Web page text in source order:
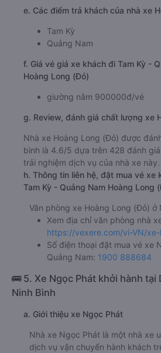
e. Các điểm trả khách của nhà xe
Tam Kỳ
Quảng Nam
f. Giá vé giá xe khách đi Tam Kỳ -
Hoàng Long (Đỏ)
giường nằm 900000đ/vé
g. Review, đánh giá chất lượng xe
Nhà xe Hoàng Long (Đỏ) được
bình là 4.6/5 dựa trên 428 đánh
trải nghiệm dịch vụ của nhà xe này.
h. Thông tin liên hệ, đặt mua vé xe
Tam Kỳ - Quảng Nam Hoàng Long
Văn phòng xe Hoàng Long (Đỏ) ở
Xem địa chỉ văn phòng nhà
https://vexere.com/vi-VN/
Số điện thoại đặt mua vé xe
Quảng Nam: 1900 888684
🚌 5. Xe Ngọc Phát khởi hành tại
Ninh Bình
a. Giới thiệu xe Ngọc Phát
Nhà xe Ngọc Phát là một nhà xe
dịch vụ vận chuyển hành khách